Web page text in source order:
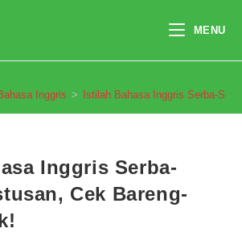
MENU
Inggris > Istilah Bahasa Inggris Serba-
Inggris Serba-
Cek Bareng-